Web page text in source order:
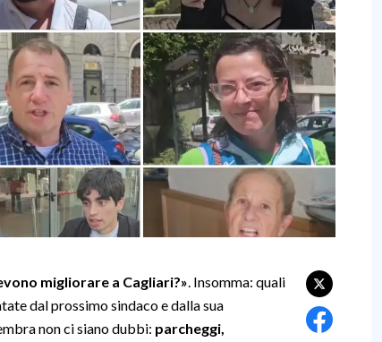
migliorare a Cagliari?». Insomma: quali
dal prossimo sindaco e dalla sua
non ci siano dubbi: parcheggi,